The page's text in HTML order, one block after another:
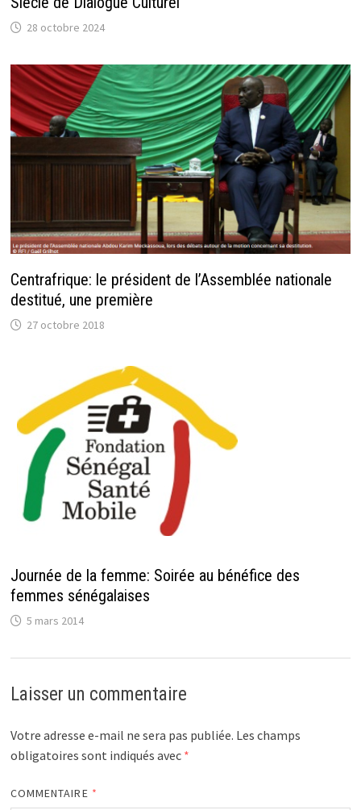
28 octobre 2024
Centrafrique: le président de l’Assemblée nationale
destitué, une première
27 octobre 2018
Journée de la femme: Soirée au bénéfice des
femmes sénégalaises
5 mars 2014
Laisser un commentaire
Votre adresse e-mail ne sera pas publiée. Les champs
obligatoires sont indiqués avec *
COMMENTAIRE *